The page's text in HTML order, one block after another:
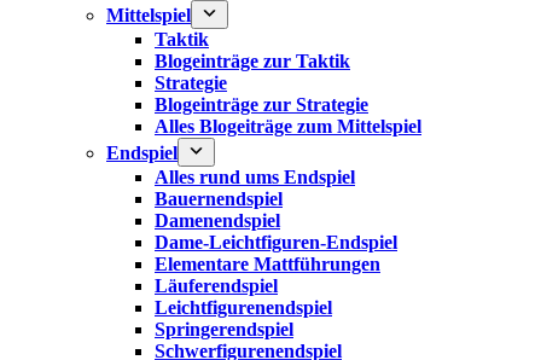
Mittelspiel
Taktik
Blogeinträge zur Taktik
Strategie
Blogeinträge zur Strategie
Alles Blogeiträge zum Mittelspiel
Endspiel
Alles rund ums Endspiel
Bauernendspiel
Damenendspiel
Dame-Leichtfiguren-Endspiel
Elementare Mattführungen
Läuferendspiel
Leichtfigurenendspiel
Springerendspiel
Schwerfigurenendspiel